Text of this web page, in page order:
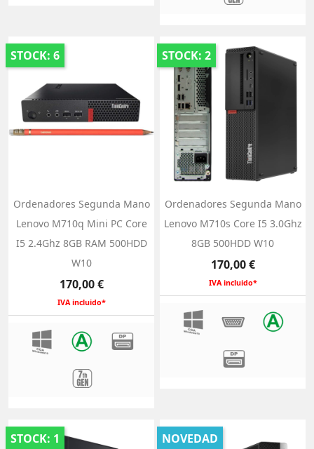
STOCK: 6
Ordenadores Segunda Mano
Lenovo M710q Mini PC Core
I5 2.4Ghz 8GB RAM 500HDD
W10
Precio
170,00 €
IVA incluido*
STOCK: 2
Ordenadores Segunda Mano
Lenovo M710s Core I5 3.0Ghz
8GB 500HDD W10
Precio
170,00 €
IVA incluido*
STOCK: 1 NOVEDAD